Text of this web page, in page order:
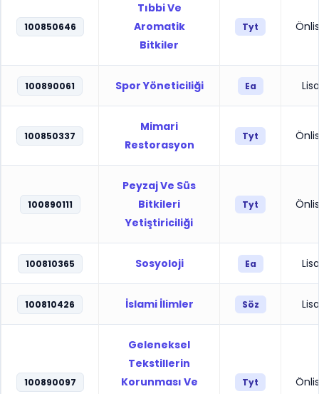
100850646
Tıbbi Ve
Aromatik
Bitkiler
Tyt
100890061 Spor Yöneticiliği Ea
100850337
Mimari
Restorasyon
Tyt
100890111
Peyzaj Ve Süs
Bitkileri
Yetiştiriciliği
Tyt
100810365 Sosyoloji Ea
100810426 İslami İlimler Söz
100890097
Geleneksel
Tekstillerin
Korunması Ve
Tyt